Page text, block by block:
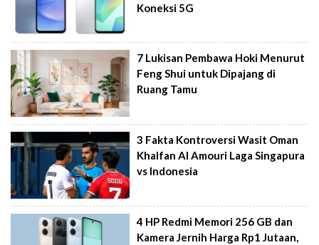
Koneksi 5G
7 Lukisan Pembawa Hoki Menurut
Feng Shui untuk Dipajang di
Ruang Tamu
3 Fakta Kontroversi Wasit Oman
Khalfan Al Amouri Laga Singapura
vs Indonesia
4 HP Redmi Memori 256 GB dan
Kamera Jernih Harga Rp1 Jutaan,